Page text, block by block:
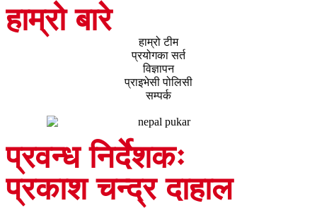
हाम्रो बारे
हाम्रो टीम
प्रयोगका सर्त
विज्ञापन
प्राइभेसी पोलिसी
सम्पर्क
प्रवन्ध निर्देशकः
प्रकाश चन्द्र दाहाल